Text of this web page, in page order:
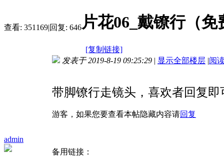
查看: 351169|回复: 646片花06_戴镣行（免
[复制链接]
admin
发表于 2019-8-19 09:25:29 | 显示全部楼层 |阅
带脚镣行走镜头，喜欢者回复即
游客，如果您要查看本帖隐藏内容请回复
备用链接：